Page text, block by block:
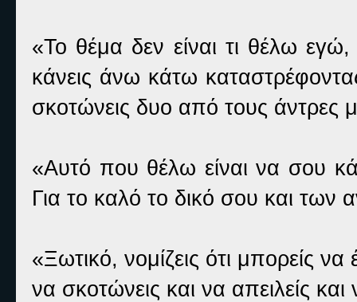
«Το θέμα δεν είναι τι θέλω
κάνεις άνω κάτω
σκοτώνεις δυο από τους άντρες
«Αυτό που θέλω είναι να σου
Για το καλό το δικό σου και των
«Ξωτικό, νομίζεις ότι μπορείς
να σκοτώνεις και να απειλείς